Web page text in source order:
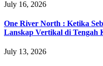
July 16, 2026
One River North : Ketika
Lanskap Vertikal di Tengah
July 13, 2026